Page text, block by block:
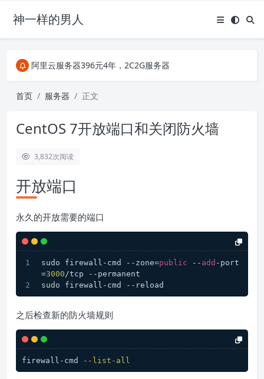
神一样的男人
阿里云服务器396元4年，2C2G服务器
关注Telegram频道有新消息第一时间推送
阿里云服务器396元4年，2C2G服务器
首页 服务器 正文
CentOS 7开放端口和关闭防火墙
3,832次阅读
开放端口
永久的开放需要的端口
sudo firewall-cmd --zone=public -- add -port
=3000/tcp --permanent
sudo firewall-cmd --reload
之后检查新的防火墙规则
firewall-cmd --list-all